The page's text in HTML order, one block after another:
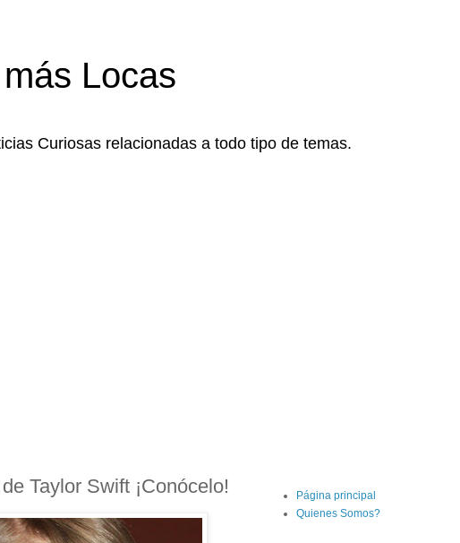
Locas
Curiosas relacionadas a todo tipo de temas.
Taylor Swift ¡Conócelo!
Página principal
Quienes Somos?